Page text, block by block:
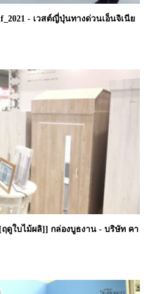
- เวสต์ญี่ปุ่นทางด่วนเอ็นจิเนีย
ดูใบไม้ผลิ]] กล่องบูธงาน - บริษัท คา